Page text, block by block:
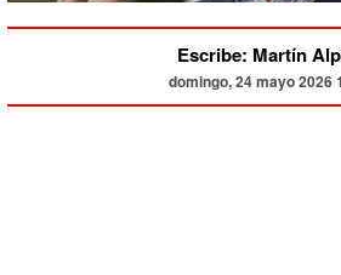
Escribe: Martín
domingo, 24 mayo 2026